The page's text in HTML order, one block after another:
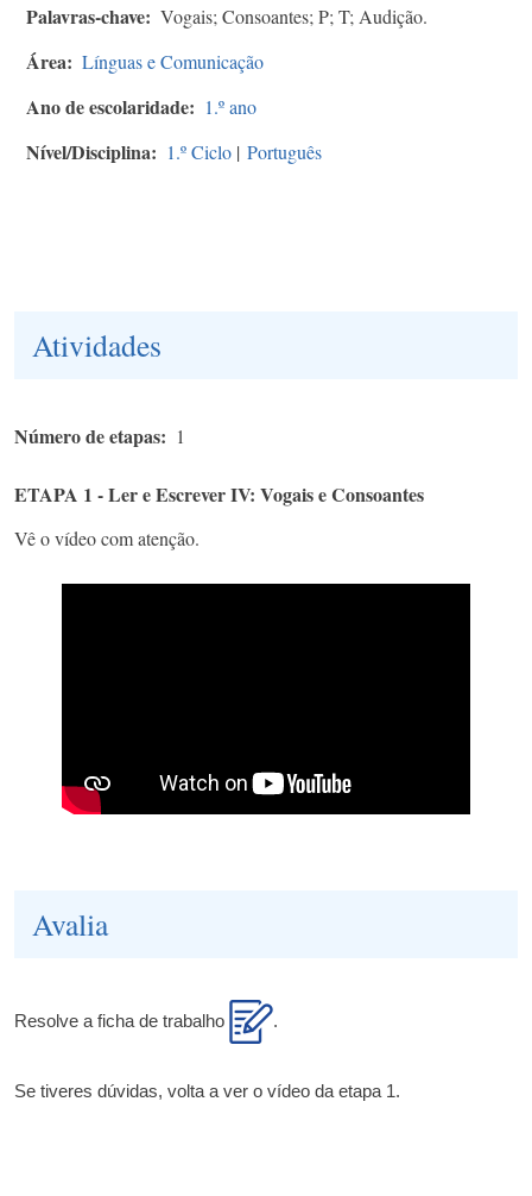
Palavras-chave Vogais; Consoantes; P; T; Audição.
Área Línguas e Comunicação
Ano de escolaridade 1.º ano
Nível/Disciplina 1.º Ciclo | Português
Atividades
Número de etapas 1
ETAPA 1 - Ler e Escrever IV: Vogais e Consoantes
Vê o vídeo com atenção.
Avalia
Resolve a ficha de trabalho .
Se tiveres dúvidas, volta a ver o vídeo da etapa 1.